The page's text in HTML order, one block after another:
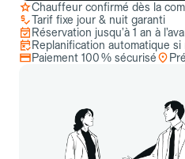
Chauffeur confirmé dès la
Tarif fixe jour & nuit garanti
Réservation jusqu’à 1 an à
Replanification automatique
Paiement 100 % sécurisé